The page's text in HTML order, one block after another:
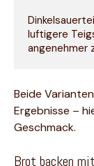
luftigere
angenehmer
Beide
Ergebnisse –
Geschmack.
Brot backen